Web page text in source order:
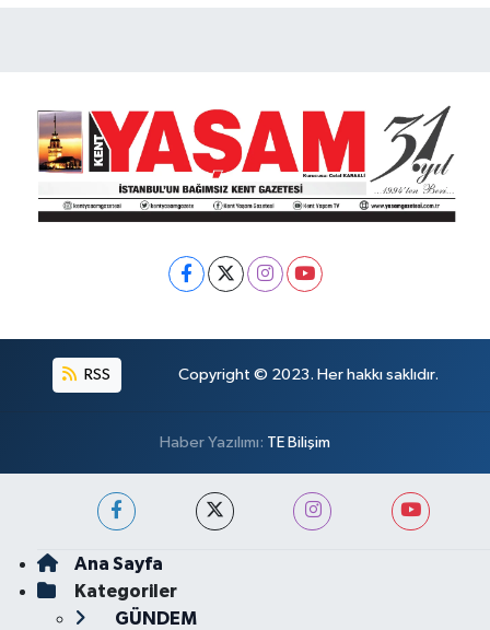
RSS Copyright © 2023. Her hakkı saklıdır.
Haber Yazılımı: TE Bilişim
Ana Sayfa
Kategoriler
GÜNDEM